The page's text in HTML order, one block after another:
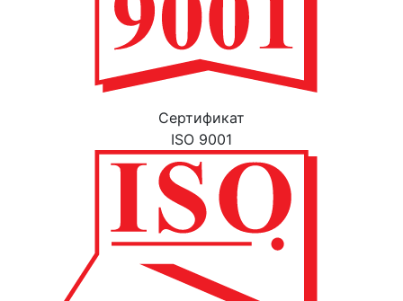
Cертификат
ISO 9001